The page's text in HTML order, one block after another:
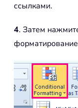
ссылками.
4. Затем